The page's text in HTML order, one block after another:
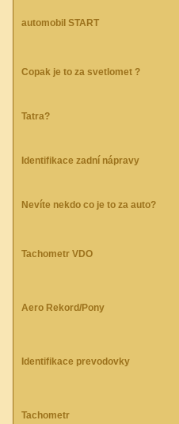
automobil START
Copak je to za svetlomet ?
Tatra?
Identifikace zadní nápravy
Nevíte nekdo co je to za auto?
Tachometr VDO
Aero Rekord/Pony
Identifikace prevodovky
Tachometr